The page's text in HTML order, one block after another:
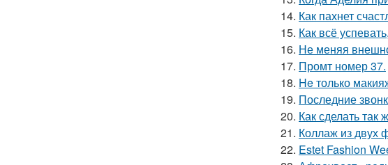
14. Как пахнет
15. Как всё
16. Не меняя
17. Промт номер 37.
18. He только
19. Последние
20. Как сделать так
21. Коллаж из двух
22. Estet Fashion